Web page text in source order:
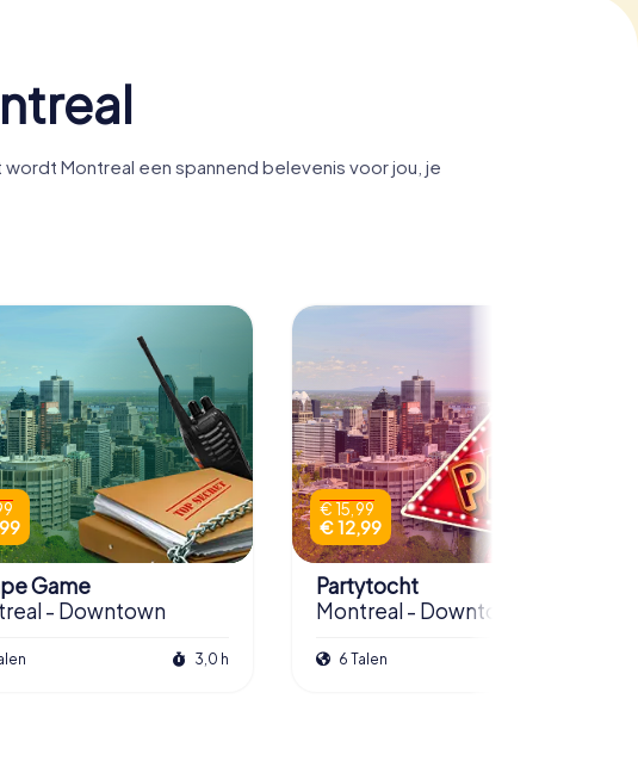
Montreal een spannend belevenis voor jou, je
Game
- Downtown
3,0 h
€ 15,99
€ 12,99
Partytocht
Montreal - Downtown
6 Talen